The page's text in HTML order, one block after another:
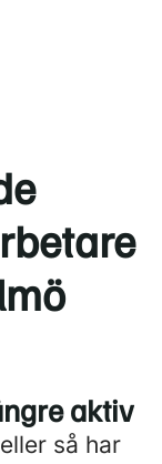
aktiv
så har